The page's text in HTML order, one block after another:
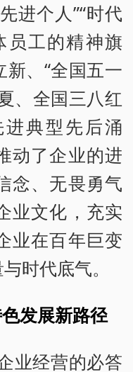
进个人”“时代
员工的精神旗
、“全国五一
、全国三八红
典型先后涌
动了企业的进
念、无畏勇气
业文化，充实
业在百年巨变
时代底气。
发展新路径
业经营的必答